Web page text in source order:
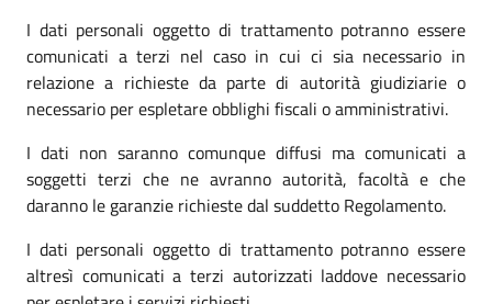
I dati personali oggetto di trattamento potranno essere
comunicati a terzi nel caso in cui ci sia necessario in
relazione a richieste da parte di autorità giudiziarie o
necessario per espletare obblighi fiscali o amministrativi.
I dati non saranno comunque diffusi ma comunicati a
soggetti terzi che ne avranno autorità, facoltà e che
daranno le garanzie richieste dal suddetto Regolamento.
I dati personali oggetto di trattamento potranno essere
altresì comunicati a terzi autorizzati laddove necessario